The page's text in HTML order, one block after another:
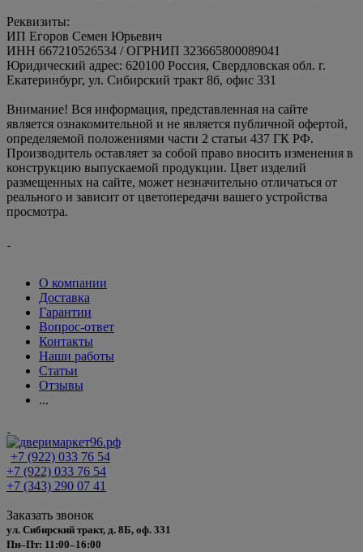
Реквизиты:
ИП Егоров Семен Юрьевич
ИНН 667210526534 / ОГРНИП 323665800089041
Юридический адрес: 620100 Россия, Свердловская обл. г.
Екатеринбург, ул. Сибирский тракт 8б, офис 331
Внимание! Вся информация, представленная на сайте
является ознакомительной и не является публичной офертой,
определяемой положениями части 2 статьи 437 ГК РФ.
Производитель оставляет за собой право вносить изменения в
конструкцию выпускаемой продукции. Цвет изделий
размещенных на сайте, может незначительно отличаться от
реального и зависит от цветопередачи вашего устройства
просмотра.
О компании
Доставка
Гарантии
Вопрос-ответ
Контакты
Наши работы
Статьи
Отзывы
...
+7 (922) 033 76 54
+7 (922) 033 76 54
+7 (343) 290 07 41
Заказать звонок
ул. Сибирский тракт, д. 8Б, оф. 331
Пн–Пт: 11:00–16:00